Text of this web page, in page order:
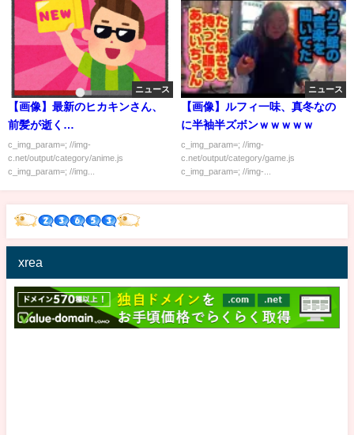
ニュース
【画像】最新のヒカキンさん、
前髪が逝く…
c_img_param=; //img-
c.net/output/category/anime.js
c_img_param=; //img...
ニュース
【画像】ルフィ一味、真冬なの
に半袖半ズボンｗｗｗｗｗ
c_img_param=; //img-
c.net/output/category/game.js
c_img_param=; //img-...
xrea